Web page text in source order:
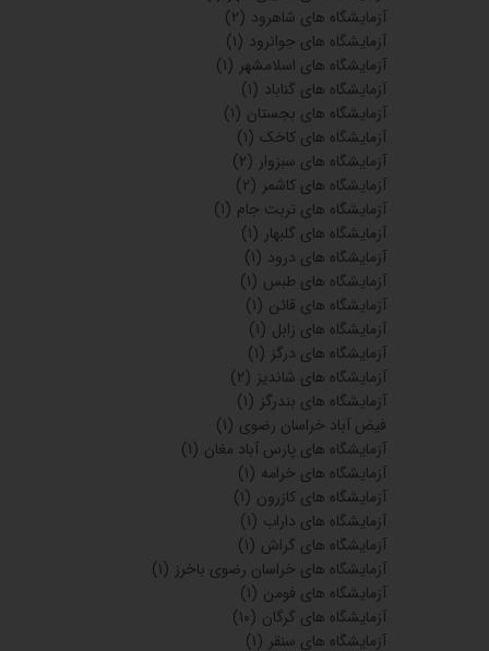
آزمایشگاه های شاهرود (۲)
آزمایشگاه های جوانرود (۱)
آزمایشگاه های اسلامشهر (۱)
آزمایشگاه های گناباد (۱)
آزمایشگاه های بجستان (۱)
آزمایشگاه های کاخک (۱)
آزمایشگاه های سبزوار (۲)
آزمایشگاه های کاشمر (۲)
آزمایشگاه های تربت جام (۱)
آزمایشگاه های گلبهار (۱)
آزمایشگاه های درود (۱)
آزمایشگاه های طبس (۱)
آزمایشگاه های قائن (۱)
آزمایشگاه های زابل (۱)
آزمایشگاه های درگز (۱)
آزمایشگاه های شاندیز (۲)
آزمایشگاه های بندرگز (۱)
فیض آباد خراسان رضوی (۱)
آزمایشگاه های پارس آباد مغان (۱)
آزمایشگاه های خرامه (۱)
آزمایشگاه های کازرون (۱)
آزمایشگاه های داراب (۱)
آزمایشگاه های گراش (۱)
آزمایشگاه های خراسان رضوی باخرز (۱)
آزمایشگاه های فومن (۱)
آزمایشگاه های گرگان (۱۰)
آزمایشگاه های سنقر (۱)